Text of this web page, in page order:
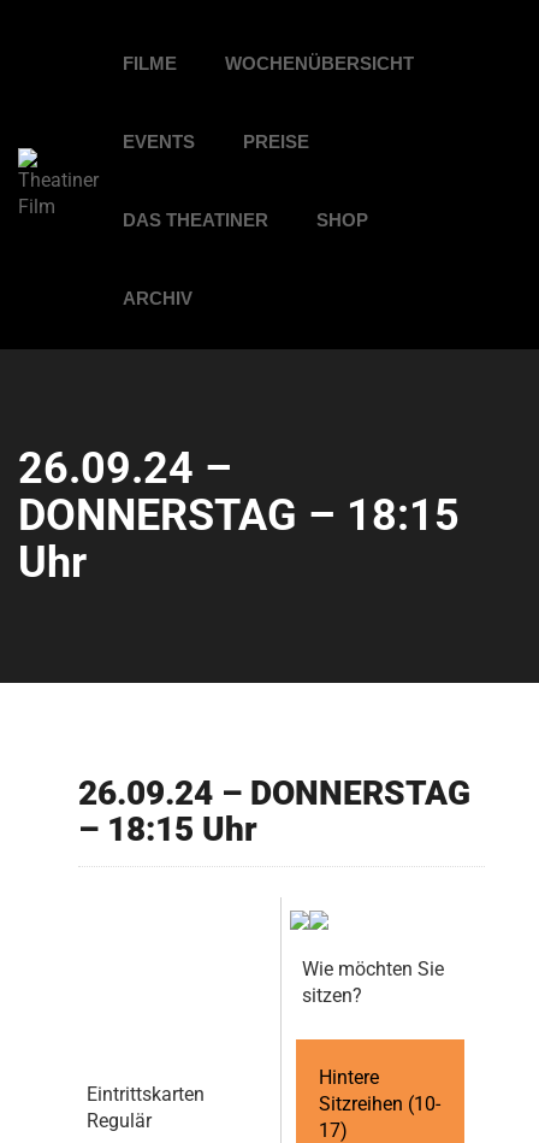
FILME WOCHENÜBERSICHT
EVENTS PREISE
DAS THEATINER SHOP
ARCHIV
26.09.24 –
DONNERSTAG – 18:15
Uhr
26.09.24 – DONNERSTAG
– 18:15 Uhr
Eintrittskarten
Regulär
Wie möchten Sie
sitzen?
Hintere
Sitzreihen (10-
17)